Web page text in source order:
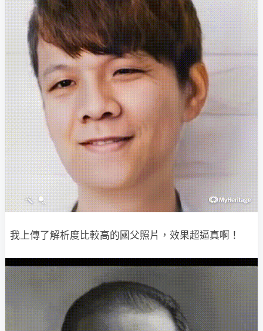
我上傳了解析度比較高的國父照片，效果超逼真啊！